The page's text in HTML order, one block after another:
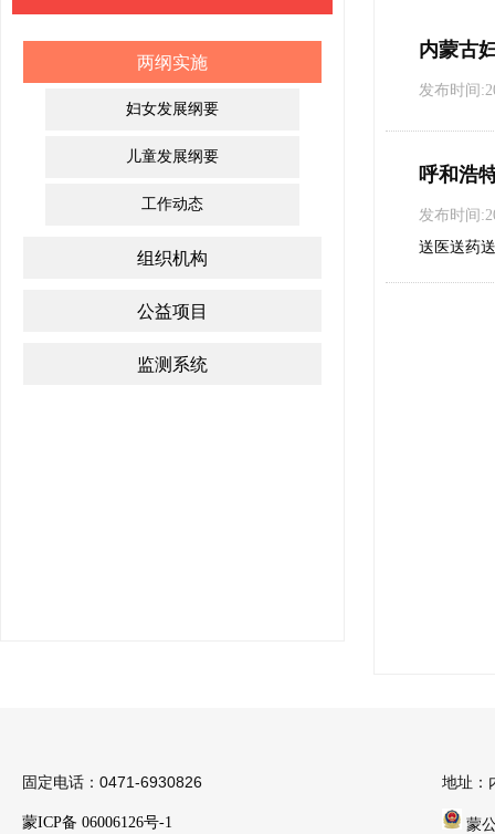
两纲实施
妇女发展纲要
儿童发展纲要
工作动态
组织机构
公益项目
监测系统
内蒙古
发布时间
呼和浩
发布时间
送医送药
固定电话：0471-6930826 地址：
蒙ICP备 06006126号-1 蒙